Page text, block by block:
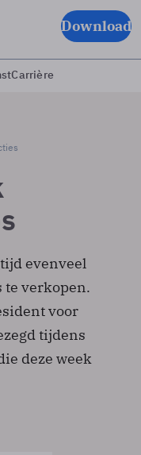
Download
Carrière
evenveel
te verkopen.
voor
tijdens
deze week